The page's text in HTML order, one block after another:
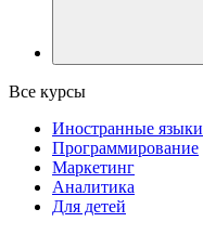
Все курсы
Иностранные языки
Программирование
Маркетинг
Аналитика
Для детей